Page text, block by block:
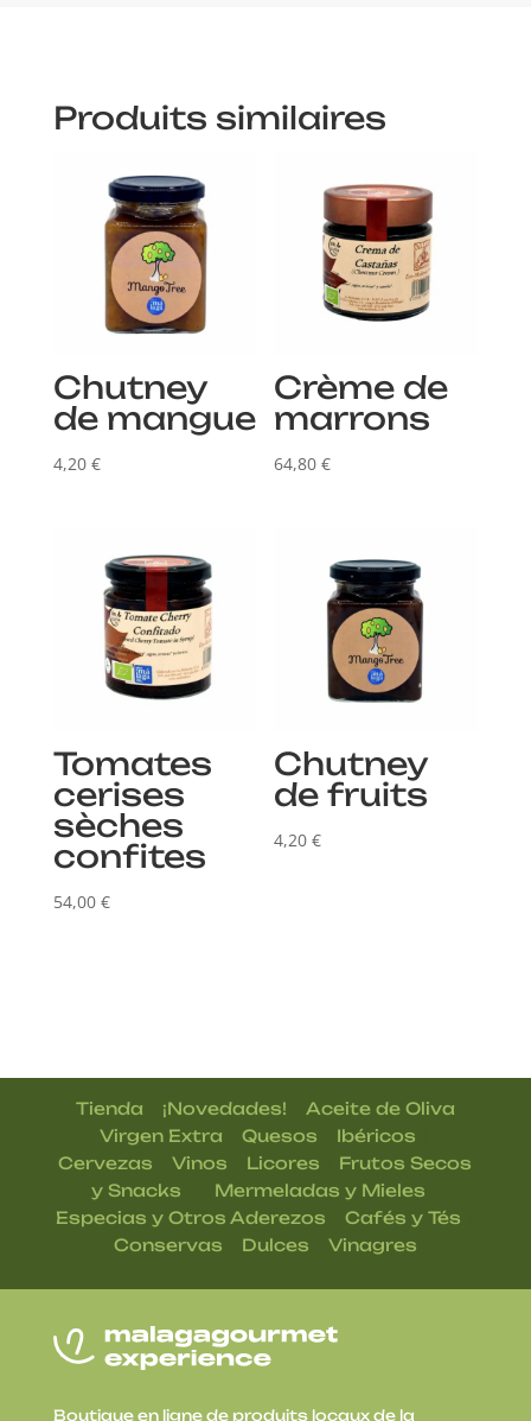
Produits similaires
Chutney
de mangue
4,20 €
Crème de
marrons
64,80€
Tomates
cerises
sèches
confites
54,00 €
Chutney
de fruits
4,20€
Tienda ¡Novedades!
Aceite de Oliva
Virgen Extra
|Quesos Ibéricos
Cervezas |Vinos Licores
Frutos Secos
y Snacks
Mermeladas y Mieles
Especias y Otros Aderezos Cafés y Tés
Conservas Dulces Vinagres
Boutique en ligne de produits locaux de la